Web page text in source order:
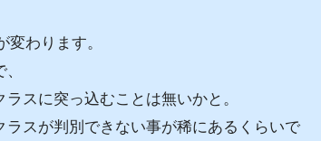
わります。
スに突っ込むことは無いかと。
スが判別できない事が稀にあるくらいで